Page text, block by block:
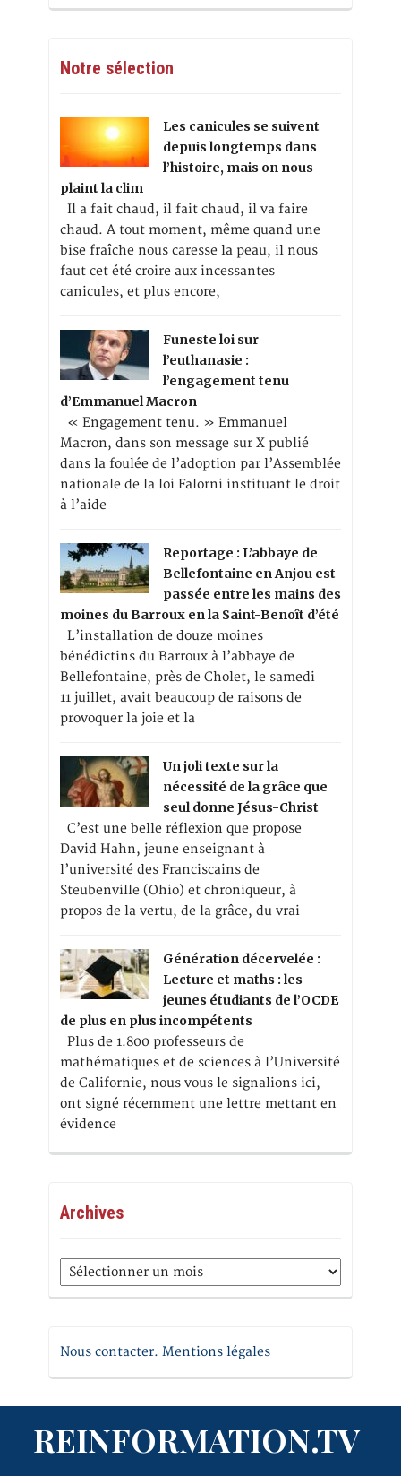
Notre sélection
Les canicules se suivent
depuis longtemps dans
l’histoire, mais on nous
plaint la clim
Il a fait chaud, il fait chaud, il va faire
chaud. A tout moment, même quand une
bise fraîche nous caresse la peau, il nous
faut cet été croire aux incessantes
canicules, et plus encore,
Funeste loi sur
l’euthanasie :
l’engagement tenu
d’Emmanuel Macron
« Engagement tenu. » Emmanuel
Macron, dans son message sur X publié
dans la foulée de l’adoption par l’Assemblée
nationale de la loi Falorni instituant le droit
à l’aide
Reportage : L’abbaye de
Bellefontaine en Anjou est
passée entre les mains des
moines du Barroux en la Saint-Benoît d’été
L’installation de douze moines
bénédictins du Barroux à l’abbaye de
Bellefontaine, près de Cholet, le samedi
11 juillet, avait beaucoup de raisons de
provoquer la joie et la
Un joli texte sur la
nécessité de la grâce que
seul donne Jésus-Christ
C’est une belle réflexion que propose
David Hahn, jeune enseignant à
l’université des Franciscains de
Steubenville (Ohio) et chroniqueur, à
propos de la vertu, de la grâce, du vrai
Génération décervelée :
Lecture et maths : les
jeunes étudiants de l’OCDE
de plus en plus incompétents
Plus de 1.800 professeurs de
mathématiques et de sciences à l’Université
de Californie, nous vous le signalions ici,
ont signé récemment une lettre mettant en
évidence
Archives
Archives
Nous contacter. Mentions légales
REINFORMATION.TV